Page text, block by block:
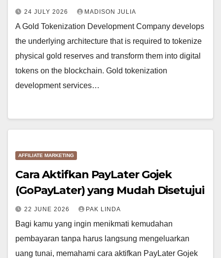
24 JULY 2026 MADISON JULIA
A Gold Tokenization Development Company develops
the underlying architecture that is required to tokenize
physical gold reserves and transform them into digital
tokens on the blockchain. Gold tokenization
development services…
AFFILIATE MARKETING
Cara Aktifkan PayLater Gojek
(GoPayLater) yang Mudah Disetujui
22 JUNE 2026 PAK LINDA
Bagi kamu yang ingin menikmati kemudahan
pembayaran tanpa harus langsung mengeluarkan
uang tunai, memahami cara aktifkan PayLater Gojek